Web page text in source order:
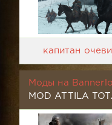
капитан
Моды на
MOD ATTILA